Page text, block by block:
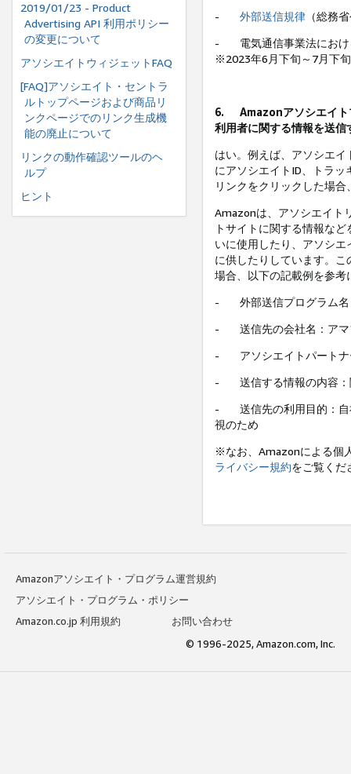
2019/01/23 - Product
Advertising API 利用ポリシー
の変更について
アソシエイトウィジェットFAQ
[FAQ]アソシエイト・セントラ
ルトップページおよび商品リ
ンクページでのリンク生成機
能の廃止について
リンクの動作確認ツールのヘ
ルプ
ヒント
- 外部送信規律（総務
-
電気通信事業法にお
※2023年6月下旬～7月下
6.
Amazonアソシエイ
利用者に関する情報を送
はい。例えば、アソシエ
にアソシエイトID、トラ
リンクをクリックした場
Amazonは、アソシエイト
トサイトに関する情報な
いに使用したり、アソシ
に供したりしています。
場合、以下の記載例を参考
- 外部送信プログラム
- 送信先の会社名：ア
- アソシエイトパート
- 送信する情報の内容
-
送信先の利用目的：
視のため
※なお、Amazonによる個
ライバシー規約をご覧くだ
Amazonアソシエイト・プログラム運営規約
アソシエイト・プログラム・ポリシー
Amazon.co.jp 利用規約
お問い合わせ
© 1996-2025, Amazon.com, Inc.